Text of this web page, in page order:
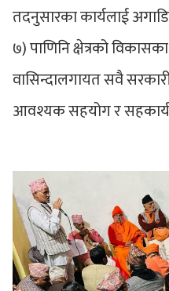
तदनुसारका कार्यलाई
७) पाणिनि क्षेत्रको
वासिन्दालगायत सवै
आवश्यक सहयोग र सहकार्य